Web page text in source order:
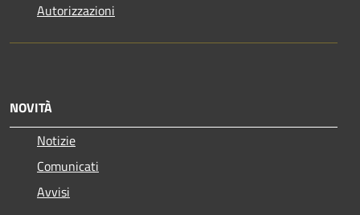
Autorizzazioni
NOVITÀ
Notizie
Comunicati
Avvisi